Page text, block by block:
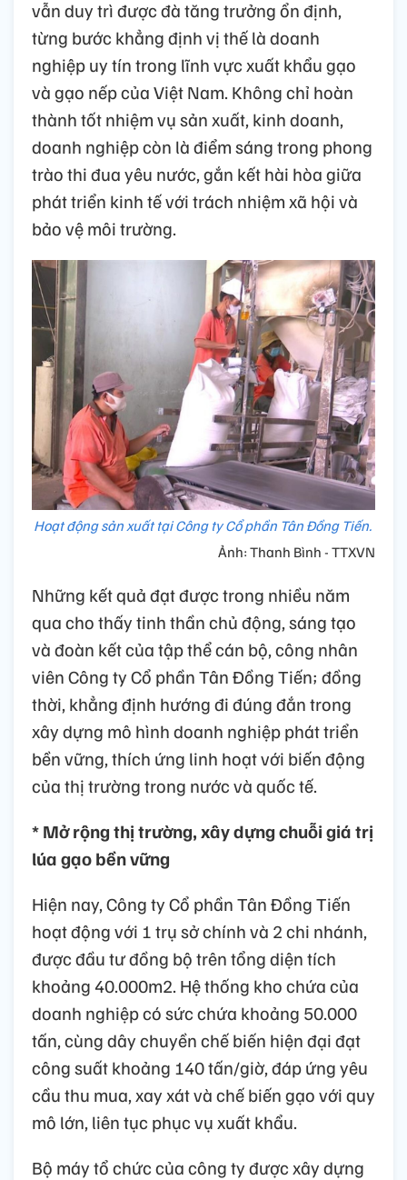
vẫn duy trì được đà tăng trưởng ổn định,
từng bước khẳng định vị thế là doanh
nghiệp uy tín trong lĩnh vực xuất khẩu gạo
và gạo nếp của Việt Nam. Không chỉ hoàn
thành tốt nhiệm vụ sản xuất, kinh doanh,
doanh nghiệp còn là điểm sáng trong phong
trào thi đua yêu nước, gắn kết hài hòa giữa
phát triển kinh tế với trách nhiệm xã hội và
bảo vệ môi trường.
Hoạt động sản xuất tại Công ty Cổ phần Tân Đồng Tiến.
Ảnh: Thanh Bình - TTXVN
Những kết quả đạt được trong nhiều năm
qua cho thấy tinh thần chủ động, sáng tạo
và đoàn kết của tập thể cán bộ, công nhân
viên Công ty Cổ phần Tân Đồng Tiến; đồng
thời, khẳng định hướng đi đúng đắn trong
xây dựng mô hình doanh nghiệp phát triển
bền vững, thích ứng linh hoạt với biến động
của thị trường trong nước và quốc tế.
* Mở rộng thị trường, xây dựng chuỗi giá trị
lúa gạo bền vững
Hiện nay, Công ty Cổ phần Tân Đồng Tiến
hoạt động với 1 trụ sở chính và 2 chi nhánh,
được đầu tư đồng bộ trên tổng diện tích
khoảng 40.000m2. Hệ thống kho chứa của
doanh nghiệp có sức chứa khoảng 50.000
tấn, cùng dây chuyền chế biến hiện đại đạt
công suất khoảng 140 tấn/giờ, đáp ứng yêu
cầu thu mua, xay xát và chế biến gạo với quy
mô lớn, liên tục phục vụ xuất khẩu.
Bộ máy tổ chức của công ty được xây dựng